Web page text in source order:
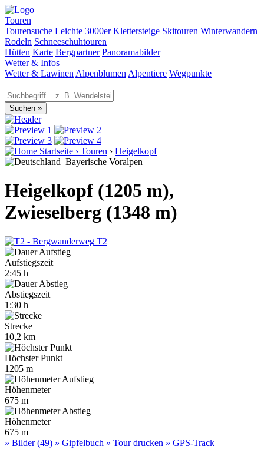
Touren
Tourensuche Leichte 3000er Klettersteige Skitouren Winterwandern
Rodeln Schneeschuhtouren
Hütten Karte Bergpartner Panoramabilder
Wetter & Infos
Wetter & Lawinen Alpenblumen Alpentiere Wegpunkte
Startseite › Touren › Heigelkopf
Bayerische Voralpen
Heigelkopf (1205 m),
Zwieselberg (1348 m)
T2
Aufstiegszeit
2:45 h
Abstiegszeit
1:30 h
Strecke
10,2 km
Höchster Punkt
1205 m
Höhenmeter
675 m
Höhenmeter
675 m
» Bilder (49) » Gipfelbuch » Tour drucken » GPS-Track